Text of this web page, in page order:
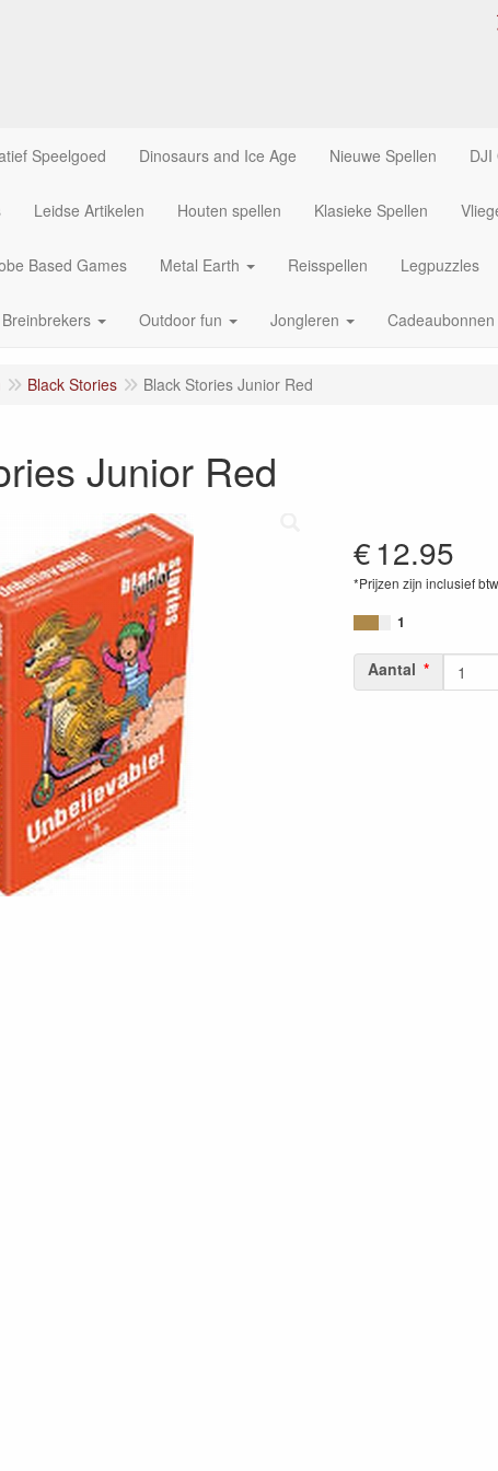
Speelgoed Dinosaurs and Ice Age Nieuwe Spellen DJI
Leidse Artikelen Houten spellen Klasieke Spellen
Based Games Metal Earth Reisspellen Legpuzzles
Outdoor fun Jongleren Cadeaubonnen
Black Stories Black Stories Junior Red
Junior Red
€12.95
*Prijzen zijn inclusief btw
8720615482023
1
Aantal